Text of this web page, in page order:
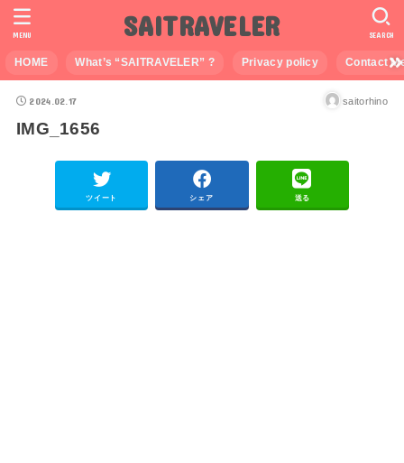
SAITRAVELER
HOME What’s “SAITRAVELER” ? Privacy policy Contact
SEARCH
MENU
2024.02.17 saitorhino
IMG_1656
ツイート シェア 送る